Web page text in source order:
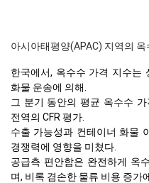
아시아태평양(APAC) 지역의
한국에서, 옥수수 가격 지수는
화물 운송에 의해.
그 분기 동안의 평균 옥수수
전역의 CFR 평가.
수출 가능성과 컨테이너 화물
경쟁력에 영향을 미쳤다.
공급측 편안함은 완전하게 옥
며, 비록 겸손한 물류 비용 증가